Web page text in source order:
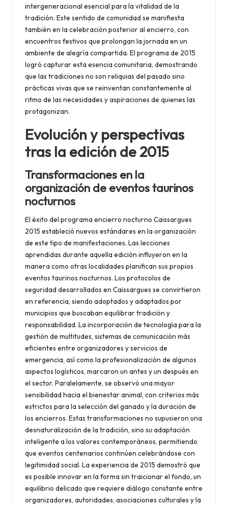
intergeneracional esencial para la vitalidad de la
tradición. Este sentido de comunidad se manifiesta
también en la celebración posterior al encierro, con
encuentros festivos que prolongan la jornada en un
ambiente de alegría compartida. El programa de 2015
logró capturar esta esencia comunitaria, demostrando
que las tradiciones no son reliquias del pasado sino
prácticas vivas que se reinventan constantemente al
ritmo de las necesidades y aspiraciones de quienes las
protagonizan.
Evolución y perspectivas
tras la edición de 2015
Transformaciones en la
organización de eventos taurinos
nocturnos
El éxito del programa encierro nocturno Caissargues
2015 estableció nuevos estándares en la organización
de este tipo de manifestaciones. Las lecciones
aprendidas durante aquella edición influyeron en la
manera como otras localidades planifican sus propios
eventos taurinos nocturnos. Los protocolos de
seguridad desarrollados en Caissargues se convirtieron
en referencia, siendo adoptados y adaptados por
municipios que buscaban equilibrar tradición y
responsabilidad. La incorporación de tecnología para la
gestión de multitudes, sistemas de comunicación más
eficientes entre organizadores y servicios de
emergencia, así como la profesionalización de algunos
aspectos logísticos, marcaron un antes y un después en
el sector. Paralelamente, se observó una mayor
sensibilidad hacia el bienestar animal, con criterios más
estrictos para la selección del ganado y la duración de
los encierros. Estas transformaciones no supusieron una
desnaturalización de la tradición, sino su adaptación
inteligente a los valores contemporáneos, permitiendo
que eventos centenarios continúen celebrándose con
legitimidad social. La experiencia de 2015 demostró que
es posible innovar en la forma sin traicionar el fondo, un
equilibrio delicado que requiere diálogo constante entre
organizadores, autoridades, asociaciones culturales y la